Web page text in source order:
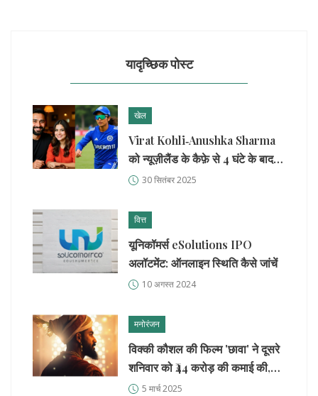
यादृच्छिक पोस्ट
खेल
Virat Kohli‑Anushka Sharma
को न्यूज़ीलैंड के कैफ़े से 4 घंटे के बाद
निकाल दिया गया
30 सितंबर 2025
वित्त
यूनिकॉमर्स eSolutions IPO
अलॉटमेंट: ऑनलाइन स्थिति कैसे जांचें
10 अगस्त 2024
मनोरंजन
विक्की कौशल की फिल्म 'छावा' ने दूसरे
शनिवार को ₹44 करोड़ की कमाई की,
₹400 करोड़ के करीब पहुंची
5 मार्च 2025